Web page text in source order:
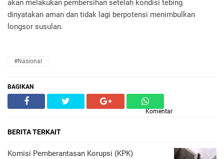
akan melakukan pembersihan setelah kondisi tebing
dinyatakan aman dan tidak lagi berpotensi menimbulkan
longsor susulan.
#Nasional
BAGIKAN
Komentar
BERITA TERKAIT
Komisi Pemberantasan Korupsi (KPK)